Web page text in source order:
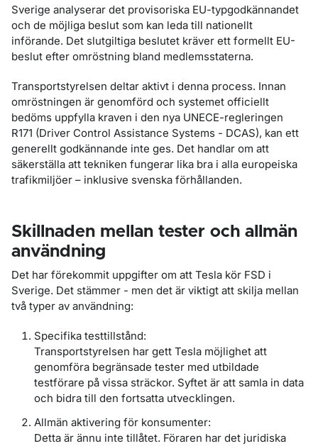
Sverige analyserar det provisoriska EU-typgodkännandet
och de möjliga beslut som kan leda till nationellt
införande. Det slutgiltiga beslutet kräver ett formellt EU-
beslut efter omröstning bland medlemsstaterna.
Transportstyrelsen deltar aktivt i denna process. Innan
omröstningen är genomförd och systemet officiellt
bedöms uppfylla kraven i den nya UNECE-regleringen
R171 (Driver Control Assistance Systems - DCAS), kan ett
generellt godkännande inte ges. Det handlar om att
säkerställa att tekniken fungerar lika bra i alla europeiska
trafikmiljöer – inklusive svenska förhållanden.
Skillnaden mellan tester och allmän
användning
Det har förekommit uppgifter om att Tesla kör FSD i
Sverige. Det stämmer - men det är viktigt att skilja mellan
två typer av användning:
Specifika testtillstånd:
Transportstyrelsen har gett Tesla möjlighet att
genomföra begränsade tester med utbildade
testförare på vissa sträckor. Syftet är att samla in data
och bidra till den fortsatta utvecklingen.
Allmän aktivering för konsumenter:
Detta är ännu inte tillåtet. Föraren har det juridiska